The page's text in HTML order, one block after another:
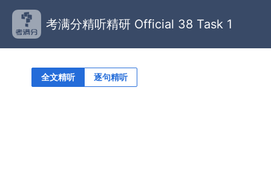
考满分精听精研 Official 38 Task 1
全文精听 逐句精听